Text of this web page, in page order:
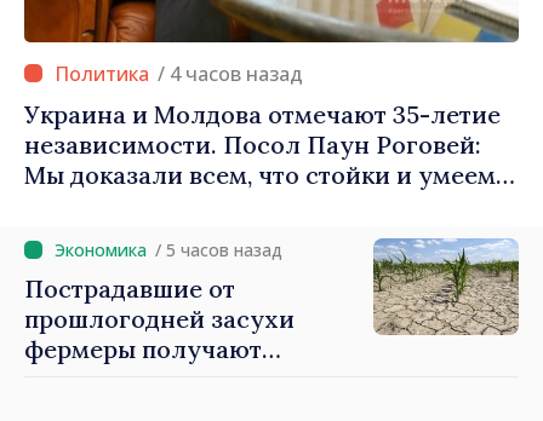
/ 4 часов назад
Украина и Молдова отмечают 35-летие
независимости. Посол Паун Роговей:
Мы доказали всем, что стойки и умеем
будущее
/ 5 часов назад
Пострадавшие от
прошлогодней засухи
фермеры получают